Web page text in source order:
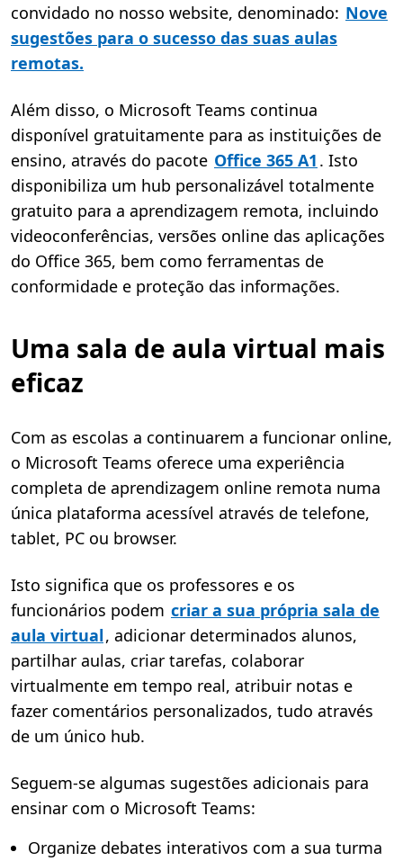
convidado no nosso website, denominado: Nove
sugestões para o sucesso das suas aulas
remotas.
Além disso, o Microsoft Teams continua
disponível gratuitamente para as instituições de
ensino, através do pacote Office 365 A1 . Isto
disponibiliza um hub personalizável totalmente
gratuito para a aprendizagem remota, incluindo
videoconferências, versões online das aplicações
do Office 365, bem como ferramentas de
conformidade e proteção das informações.
Uma sala de aula virtual mais
eficaz
Com as escolas a continuarem a funcionar online,
o Microsoft Teams oferece uma experiência
completa de aprendizagem online remota numa
única plataforma acessível através de telefone,
tablet, PC ou browser.
Isto significa que os professores e os
funcionários podem criar a sua própria sala de
aula virtual, adicionar determinados alunos,
partilhar aulas, criar tarefas, colaborar
virtualmente em tempo real, atribuir notas e
fazer comentários personalizados, tudo através
de um único hub.
Seguem-se algumas sugestões adicionais para
ensinar com o Microsoft Teams:
Organize debates interativos com a sua turma